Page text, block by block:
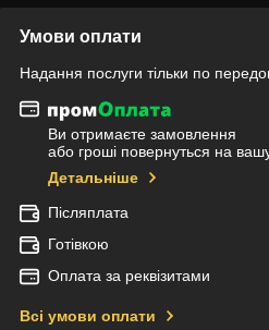
Умови оплати
Надання послуги тільки по
Ви отримаєте замовлення
або гроші повернуться на
Детальніше
Післяплата
Готівкою
Оплата за реквізитами
Всі умови оплати